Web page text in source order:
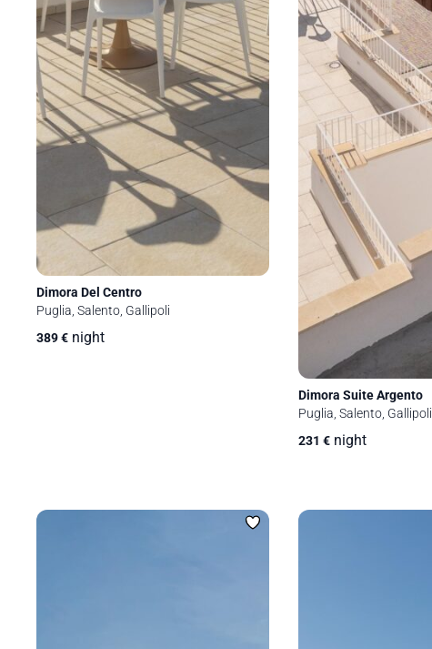
Dimora Del Centro
Puglia, Salento, Gallipoli
389€ night
Dimora Suite Argento
Puglia, Salento, Gallipoli
231 € night